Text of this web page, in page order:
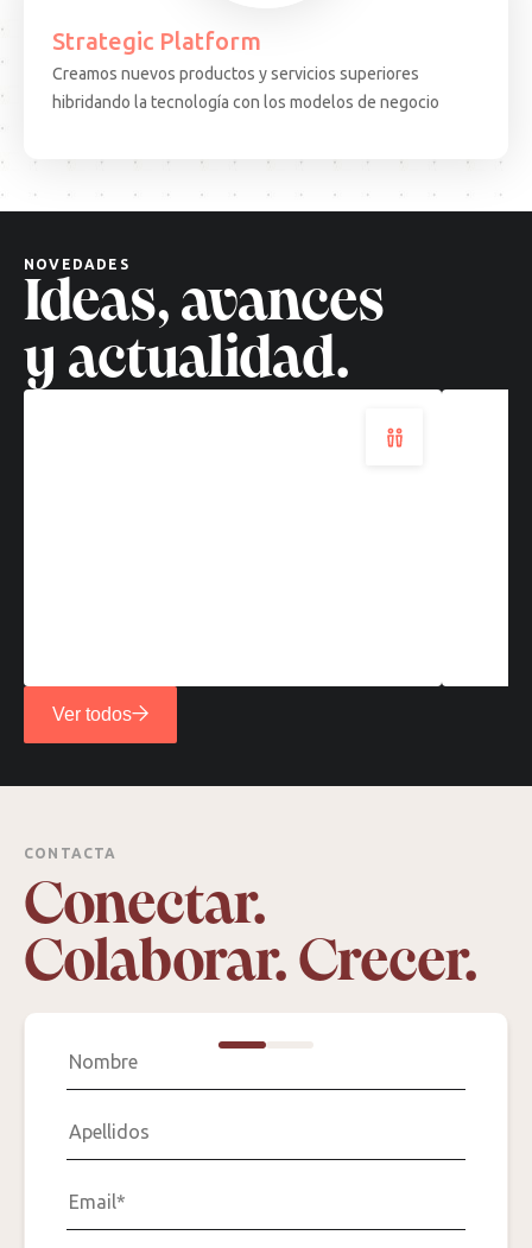
Strategic Platform
Creamos nuevos productos y servicios superiores
hibridando la tecnología con los modelos de negocio
NOVEDADES
Ideas, avances
y actualidad.
ARTICULO 15.08.25
soluciones
cuánticas:
un
paradigma
tecnológico
más
BCN:
Ver todos
CONTACTA
Conectar.
Colaborar. Crecer.